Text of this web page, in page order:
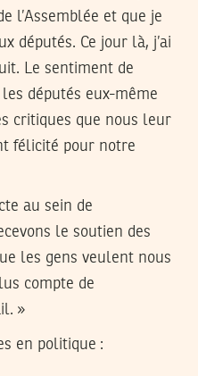
l’Assemblée et que je
députés. Ce jour là, j’ai
Le sentiment de
députés eux-même
critiques que nous leur
félicité pour notre
au sein de
le soutien des
les gens veulent nous
compte de
»
en politique :